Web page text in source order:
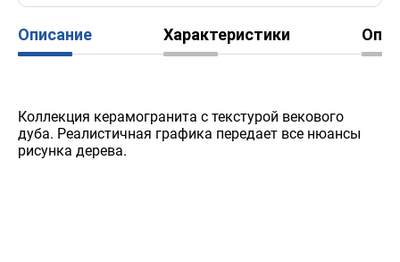
Описание Характеристики
Коллекция керамогранита с текстурой векового
дуба. Реалистичная графика передает все нюансы
рисунка дерева.